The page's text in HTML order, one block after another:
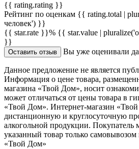
{{ rating.rating }}
Рейтинг по оценкам {{ rating.total |
человек') }}
{{ star.rate }}% {{ star.value |
}}
Оставить отзыв Вы уже оценивали
Данное предложение не является
Информация о цене товара,
магазина «Твой Дом», носит
может отличаться от цены товара в
«Твой Дом». Интернет-магазин
дистанционную и круглосуточную
алкогольной продукции. Покупатель
указанный товар только самовывозом
«Твой Дом»